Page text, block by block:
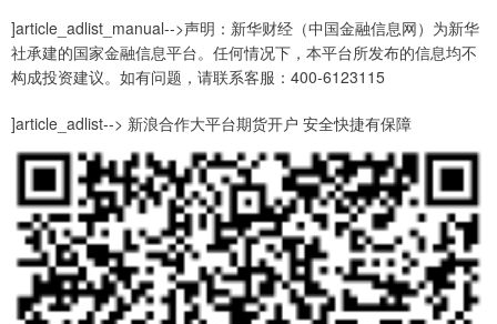
]article_adlist_manual-->声明：新华财经（中国金融信息网）为新华
社承建的国家金融信息平台。任何情况下，本平台所发布的信息均不
构成投资建议。如有问题，请联系客服：400-6123115
]article_adlist--> 新浪合作大平台期货开户 安全快捷有保障